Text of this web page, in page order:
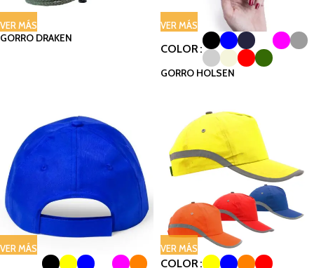
VER MÁS
GORRO DRAKEN
VER MÁS
COLOR
GORRO HOLSEN
VER MÁS VER MÁS
COLOR